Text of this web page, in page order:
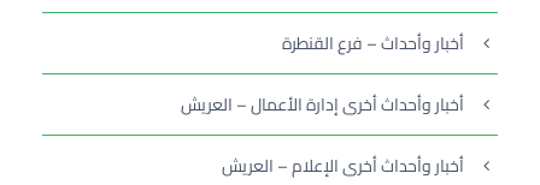
أخبار وأحداث – فرع القنطرة
أخبار وأحداث أخرى إدارة الأعمال – العريش
أخبار وأحداث أخرى الإعلام – العريش